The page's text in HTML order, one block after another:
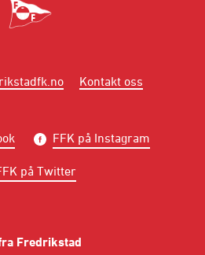
Kontakt oss
FFK på Instagram
på Twitter
Fredrikstad